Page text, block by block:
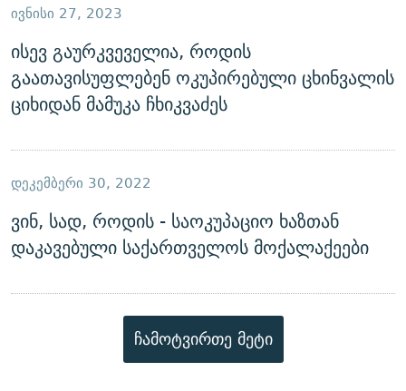
ᲘᲕᲜᲘᲡᲘ 27, 2023
ისევ გაურკვეველია, როდის
გაათავისუფლებენ ოკუპირებული ცხინვალის
ციხიდან მამუკა ჩხიკვაძეს
ᲓᲔᲙᲔᲛᲑᲔᲠᲘ 30, 2022
ვინ, სად, როდის - საოკუპაციო ხაზთან
დაკავებული საქართველოს მოქალაქეები
ჩამოტვირთე მეტი